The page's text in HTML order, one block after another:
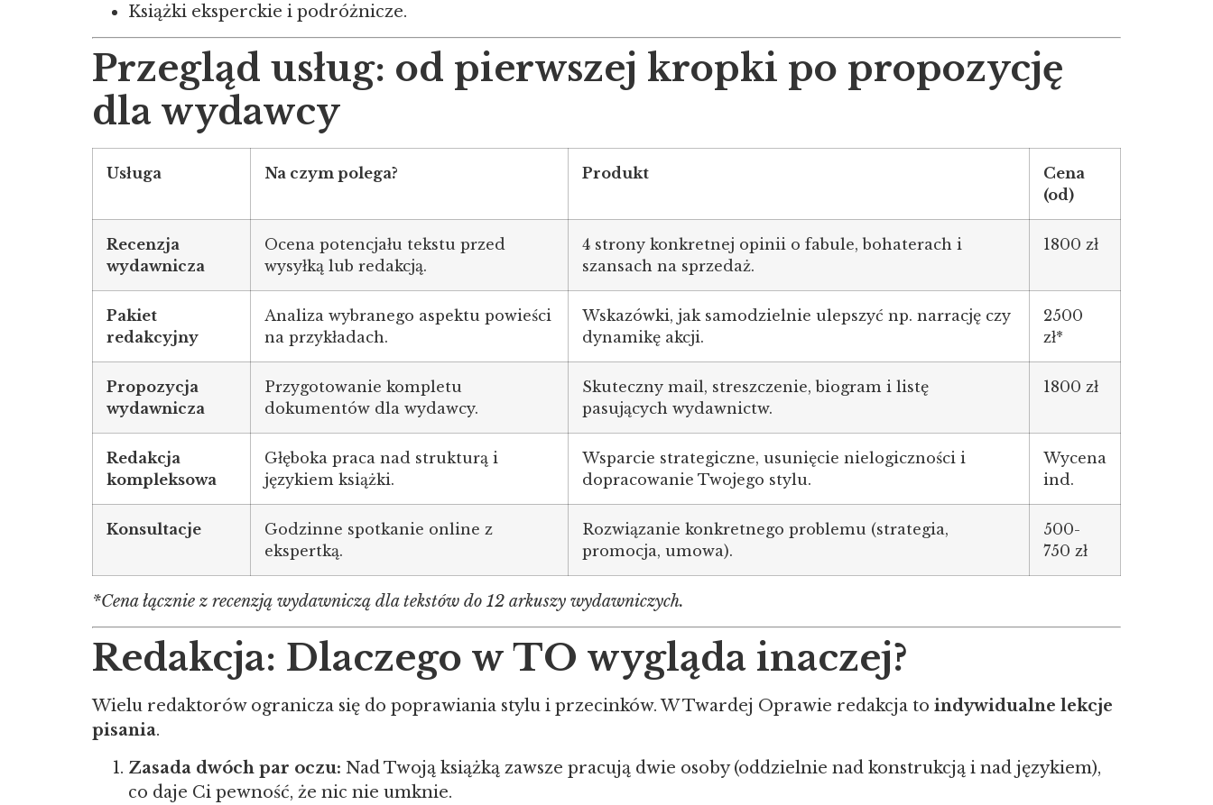
Książki eksperckie i podróżnicze.
Przegląd usług: od pierwszej kropki po propozycję
dla wydawcy
Usługa Na czym polega? Produkt
Cena
(od)
Recenzja
wydawnicza
Ocena potencjału tekstu przed
wysyłką lub redakcją.
4 strony konkretnej opinii o fabule, bohaterach i
szansach na sprzedaż.
1800 zł
Pakiet
redakcyjny
Analiza wybranego aspektu powieści
na przykładach.
Wskazówki, jak samodzielnie ulepszyć np. narrację czy
dynamikę akcji.
2500
zł*
Propozycja
wydawnicza
Przygotowanie kompletu
dokumentów dla wydawcy.
Skuteczny mail, streszczenie, biogram i listę
pasujących wydawnictw.
1800 zł
Redakcja
kompleksowa
Głęboka praca nad strukturą i
językiem książki.
Wsparcie strategiczne, usunięcie nielogiczności i
dopracowanie Twojego stylu.
Wycena
ind.
Konsultacje
Godzinne spotkanie online z
ekspertką.
Rozwiązanie konkretnego problemu (strategia,
promocja, umowa).
500-
750 zł
*Cena łącznie z recenzją wydawniczą dla tekstów do 12 arkuszy wydawniczych.
Redakcja: Dlaczego w TO wygląda inaczej?
Wielu redaktorów ogranicza się do poprawiania stylu i przecinków. W Twardej Oprawie redakcja to indywidualne lekcje
pisania.
Zasada dwóch par oczu: Nad Twoją książką zawsze pracują dwie osoby (oddzielnie nad konstrukcją i nad językiem),
co daje Ci pewność, że nic nie umknie.